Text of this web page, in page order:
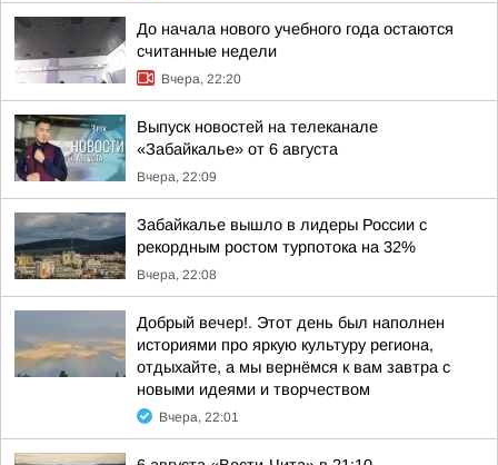
До начала нового учебного года остаются
считанные недели
Вчера, 22:20
Выпуск новостей на телеканале
«Забайкалье» от 6 августа
Вчера, 22:09
Забайкалье вышло в лидеры России с
рекордным ростом турпотока на 32%
Вчера, 22:08
Добрый вечер!. Этот день был наполнен
историями про яркую культуру региона,
отдыхайте, а мы вернёмся к вам завтра с
новыми идеями и творчеством
Вчера, 22:01